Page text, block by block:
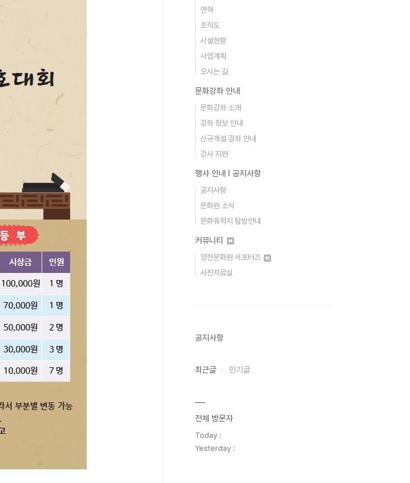
연혁
조직도
시설현황
사업계획
오시는 길
문화강좌 안내
문화강좌 소개
강좌 정보 안내
신규개설 강좌 안내
강사 지원
행사 안내 Ι 공지사항
공지사항
문화원 소식
문화유적지 탐방안내
커뮤니티
양천문화원 서포터즈
사진자료실
공지사항
최근글 인기글
전체 방문자
Today :
Yesterday :